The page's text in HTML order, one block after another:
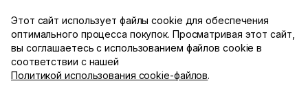
Москве
YDSHKN
Каталог
Этот сайт использует файлы cookie для обеспечения
оптимального процесса покупок. Просматривая этот сайт,
вы соглашаетесь с использованием файлов cookie в
соответствии с нашей
Политикой использования cookie-файлов.